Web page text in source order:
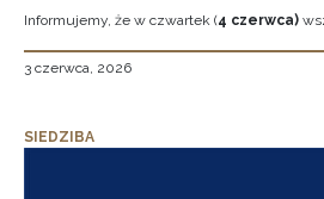
Informujemy, że w czwartek (4 czerwca)
3 czerwca, 2026
SIEDZIBA